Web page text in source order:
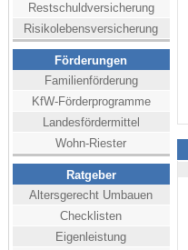
Restschuldversicherung
Risikolebensversicherung
Förderungen
Familienförderung
KfW-Förderprogramme
Landesfördermittel
Wohn-Riester
Ratgeber
Altersgerecht Umbauen
Checklisten
Eigenleistung